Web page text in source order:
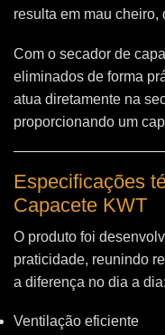
resulta em mau cheiro,
Com o secador de
eliminados de forma
atua diretamente na
proporcionando um
Especificações
Capacete KWT
O produto foi
praticidade, reunindo
a diferença no dia a dia:
Ventilação eficiente